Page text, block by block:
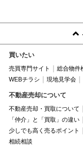
買いたい
売買専門サイト 総合物件
WEBチラシ
現地見学会
不動産売却について
不動産売却・買取について
「仲介」と「買取」の違い
少しでも高く売るポイント
相続相談